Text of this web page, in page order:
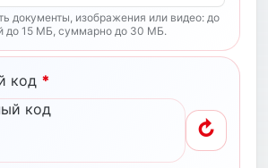
документы, изображения или видео: до
до 15 МБ, суммарно до 30 МБ.
код *
↻